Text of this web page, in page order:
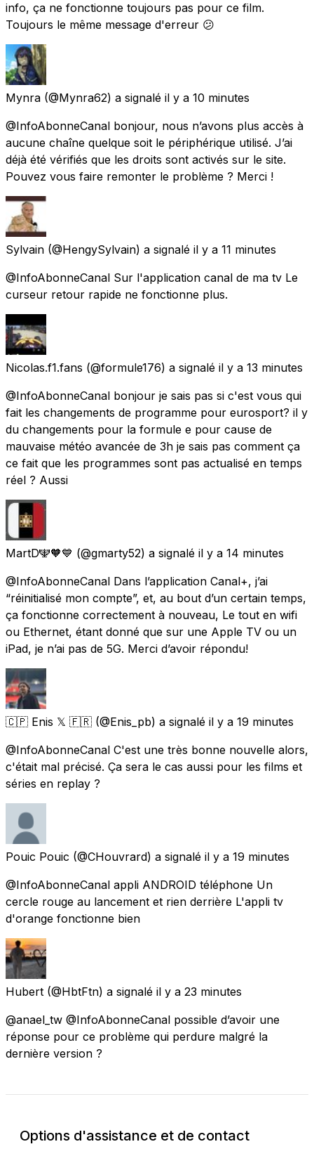
info, ça ne fonctionne toujours pas pour ce film.
Toujours le même message d'erreur 😕
Mynra (@Mynra62) a signalé il y a 10 minutes
@InfoAbonneCanal bonjour, nous n’avons plus accès à
aucune chaîne quelque soit le périphérique utilisé. J’ai
déjà été vérifiés que les droits sont activés sur le site.
Pouvez vous faire remonter le problème ? Merci !
Sylvain (@HengySylvain) a signalé il y a 11 minutes
@InfoAbonneCanal Sur l'application canal de ma tv Le
curseur retour rapide ne fonctionne plus.
Nicolas.f1.fans (@formule176) a signalé il y a 13 minutes
@InfoAbonneCanal bonjour je sais pas si c'est vous qui
fait les changements de programme pour eurosport? il y
du changements pour la formule e pour cause de
mauvaise météo avancée de 3h je sais pas comment ça
ce fait que les programmes sont pas actualisé en temps
réel ? Aussi
MartD🕎🧡💙 (@gmarty52) a signalé il y a 14 minutes
@InfoAbonneCanal Dans l’application Canal+, j’ai
“réinitialisé mon compte”, et, au bout d’un certain temps,
ça fonctionne correctement à nouveau, Le tout en wifi
ou Ethernet, étant donné que sur une Apple TV ou un
iPad, je n’ai pas de 5G. Merci d’avoir répondu!
🇨🇵 Enis 𝕏 🇫🇷 (@Enis_pb) a signalé il y a 19 minutes
@InfoAbonneCanal C'est une très bonne nouvelle alors,
c'était mal précisé. Ça sera le cas aussi pour les films et
séries en replay ?
Pouic Pouic (@CHouvrard) a signalé il y a 19 minutes
@InfoAbonneCanal appli ANDROID téléphone Un
cercle rouge au lancement et rien derrière L'appli tv
d'orange fonctionne bien
Hubert (@HbtFtn) a signalé il y a 23 minutes
@anael_tw @InfoAbonneCanal possible d’avoir une
réponse pour ce problème qui perdure malgré la
dernière version ?
Options d'assistance et de contact